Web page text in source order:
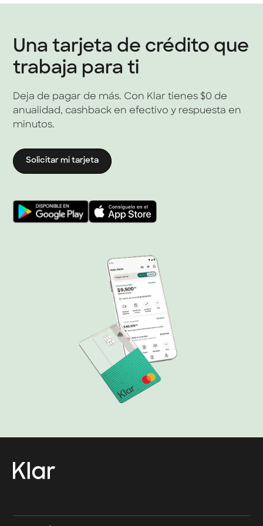
Una tarjeta de crédito que
trabaja para ti
Deja de pagar de más. Con Klar tienes $0 de
anualidad, cashback en efectivo y respuesta en
minutos.
Solicitar mi tarjeta